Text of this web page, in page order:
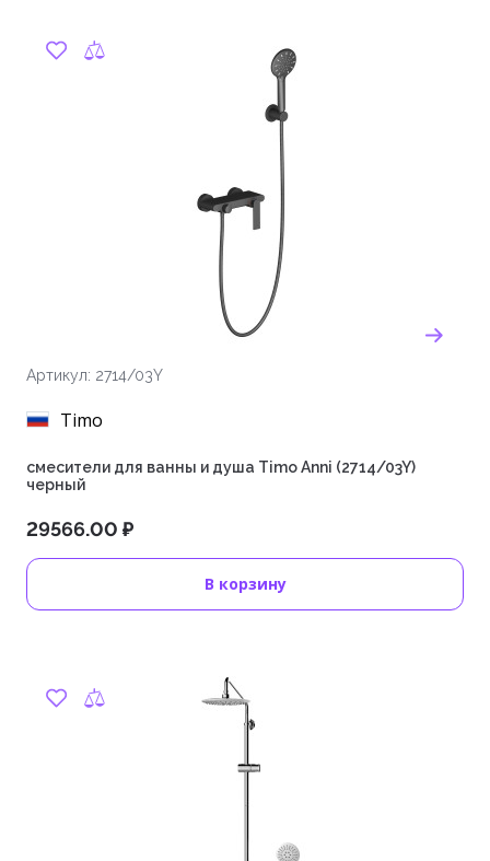
Артикул: 2714/03Y
Timo
смесители для ванны и душа Timo Anni (2714/03Y)
черный
29566.00 ₽
В корзину